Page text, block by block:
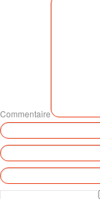
Commentaire